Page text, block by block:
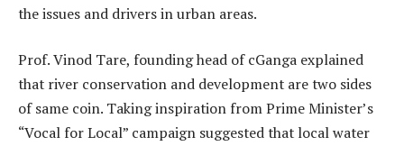
the issues and drivers in urban areas.
Prof. Vinod Tare, founding head of cGanga explained
that river conservation and development are two sides
of same coin. Taking inspiration from Prime Minister’s
“Vocal for Local” campaign suggested that local water